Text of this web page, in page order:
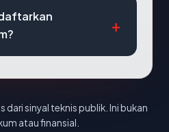
sinyal teknis publik. Ini bukan
atau finansial.